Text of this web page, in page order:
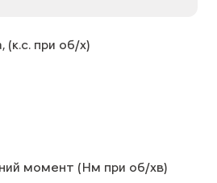
(к.с. при об/х)
момент (Нм при об/хв)